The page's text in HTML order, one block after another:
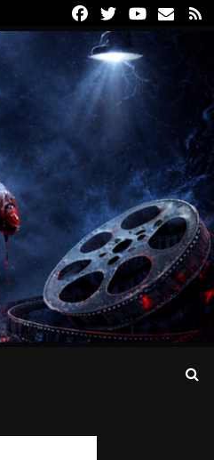
FacebookTwitterYoutube
Email